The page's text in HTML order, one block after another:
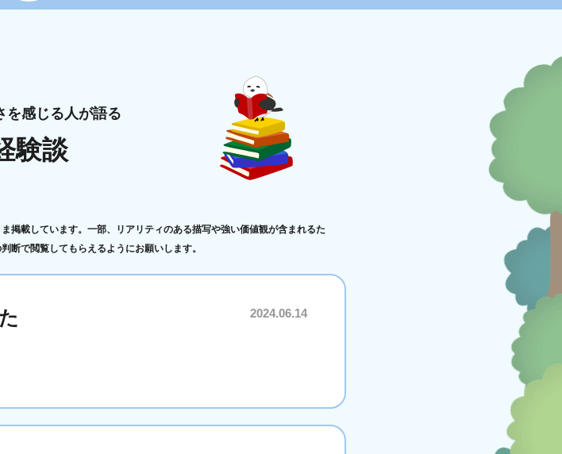
を感じる人が語る
験談
掲載しています。一部、リアリティのある描写や強い価値観が含まれるた
断で閲覧してもらえるようにお願いします。
2024.06.14